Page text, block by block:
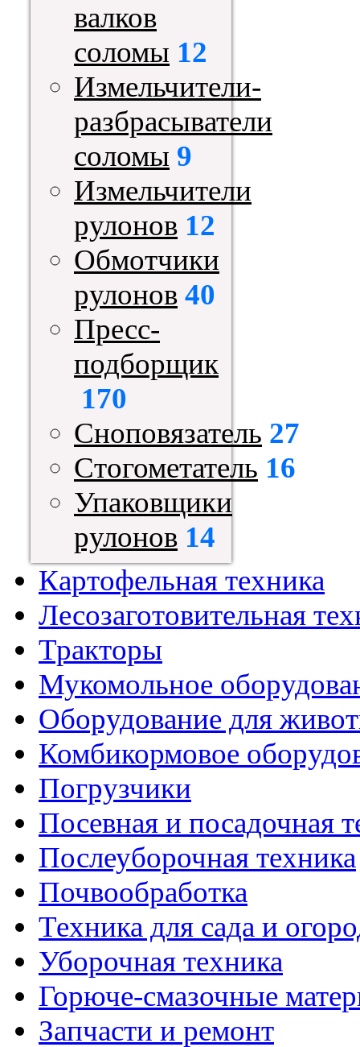
валков
соломы 12
Измельчители-
разбрасыватели
соломы 9
Измельчители
рулонов 12
Обмотчики
рулонов 40
Пресс-
подборщик
170
Сноповязатель 27
Стогометатель 16
Упаковщики
рулонов 14
Картофельная техника
Лесозаготовительная
Тракторы
Мукомольное
Оборудование для
Комбикормовое
Погрузчики
Посевная и посадочная
Послеуборочная техника
Почвообработка
Техника для сада и
Уборочная техника
Горюче-смазочные
Запчасти и ремонт